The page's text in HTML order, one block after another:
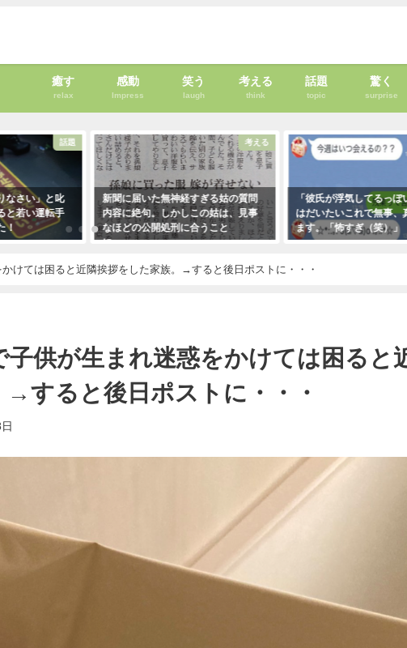
癒す
relax
感動
Impress
笑う
laugh
考える
think
話題
topic
驚く
surprise
話題
なさい」と叱
と若い運転手
！
考える
新聞に届いた無神経すぎる姑の質問
内容に絶句。しかしこの姑は、見事
なほどの公開処刑に合うこと
に・・・
「彼氏が浮気してるっぽ
はだいたいこれで無事、
ます。「怖すぎ（笑）」
けては困ると近隣挨拶をした家族。→すると後日ポストに・・・
子供が生まれ迷惑をかけては困ると
→すると後日ポストに・・・